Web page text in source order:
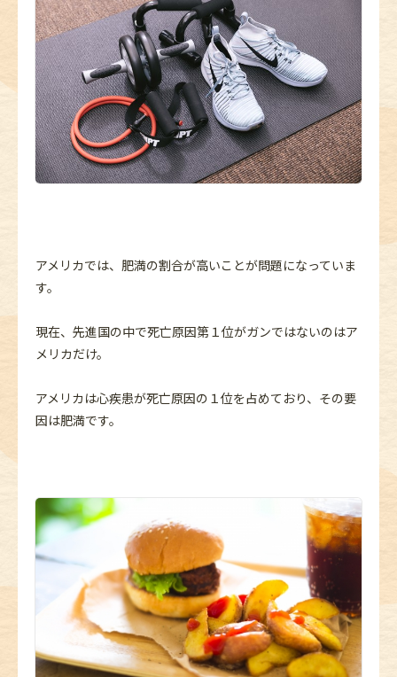
アメリカでは、肥満の割合が高いことが問題になっていま
す。
現在、先進国の中で死亡原因第１位がガンではないのはア
メリカだけ。
アメリカは心疾患が死亡原因の１位を占めており、その要
因は肥満です。